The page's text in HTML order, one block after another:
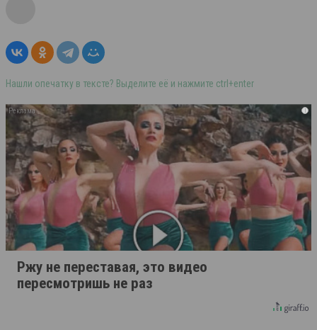
Нашли опечатку в тексте? Выделите её и нажмите ctrl+enter
i
Ржу не переставая, это видео
пересмотришь не раз